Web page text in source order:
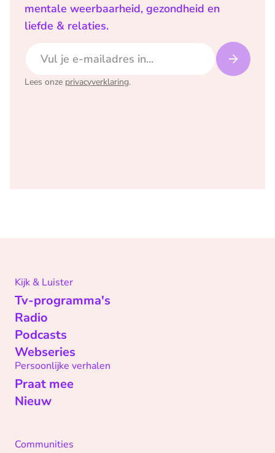
mentale weerbaarheid, gezondheid en
liefde & relaties.
Lees onze privacyverklaring.
Kijk & Luister
Tv-programma's
Radio
Podcasts
Webseries
Persoonlijke verhalen
Praat mee
Nieuw
Communities